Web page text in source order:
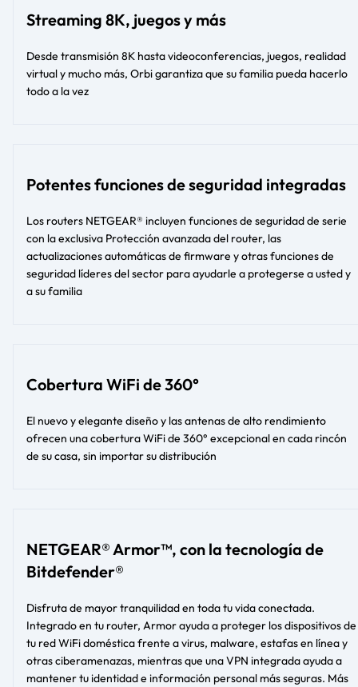
Streaming 8K, juegos y más
Desde transmisión 8K hasta videoconferencias, juegos, realidad
virtual y mucho más, Orbi garantiza que su familia pueda hacerlo
todo a la vez
Potentes funciones de seguridad integradas
Los routers NETGEAR® incluyen funciones de seguridad de serie
con la exclusiva Protección avanzada del router, las
actualizaciones automáticas de firmware y otras funciones de
seguridad líderes del sector para ayudarle a protegerse a usted y
a su familia
Cobertura WiFi de 360°
El nuevo y elegante diseño y las antenas de alto rendimiento
ofrecen una cobertura WiFi de 360° excepcional en cada rincón
de su casa, sin importar su distribución​​
NETGEAR® Armor™, con la tecnología de
Bitdefender®
Disfruta de mayor tranquilidad en toda tu vida conectada.
Integrado en tu router, Armor ayuda a proteger los dispositivos de
tu red WiFi doméstica frente a virus, malware, estafas en línea y
otras ciberamenazas, mientras que una VPN integrada ayuda a
mantener tu identidad e información personal más seguras. Más